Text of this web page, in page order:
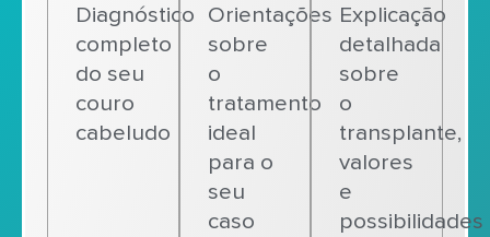
Diagnóstico
completo
do seu
couro
cabeludo
Orientações
sobre
o
tratamento
ideal
para o
seu
caso
Explicação
detalhada
sobre
o
transplante,
valores
e
possibilidades